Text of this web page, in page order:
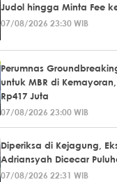
Judol hingga Minta Fee
07/08/2026 23:30 WIB
Perumnas
untuk MBR di
Rp417 Juta
07/08/2026 23:00 WIB
Diperiksa di Kejagung,
Adriansyah Dicecar
07/08/2026 22:31 WIB